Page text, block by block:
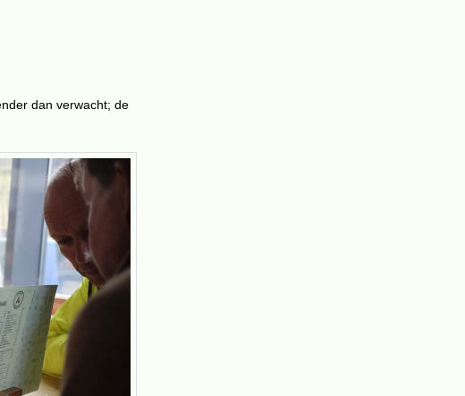
dan verwacht; de